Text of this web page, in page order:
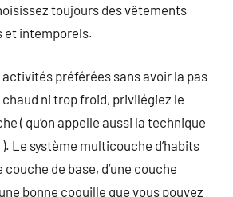
toujours des vêtements
et intemporels.
préférées sans avoir la pas
chaud ni trop froid, privilégiez le
( qu’on appelle aussi la technique
). Le système multicouche d’habits
couche de base, d’une couche
bonne coquille que vous pouvez